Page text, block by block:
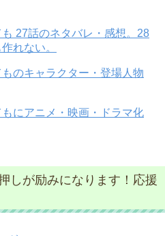
27話のネタバレ・感想。28
れない。
のキャラクター・登場人物
にアニメ・映画・ドラマ化
しが励みになります！応援